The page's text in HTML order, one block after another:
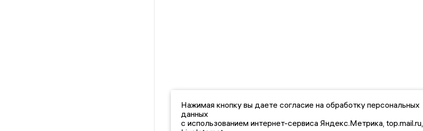
Нажимая кнопку вы даете согласие на обработку персональных
данных
с использованием интернет-сервиса Яндекс.Метрика, top.mail.ru,